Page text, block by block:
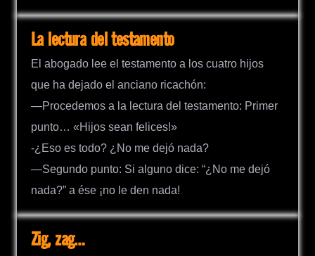
La lectura del testamento
El abogado lee el testamento a los cuatro hijos
que ha dejado el anciano ricachón:
—Procedemos a la lectura del testamento: Primer
punto… «Hijos sean felices!»
-¿Eso es todo? ¿No me dejó nada?
—Segundo punto: Si alguno dice: “¿No me dejó
nada?” a ése ¡no le den nada!
Zig, zag…